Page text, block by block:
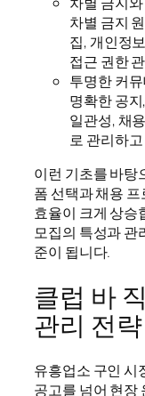
차별 금지
집, 개인정
접근 권한
투명한 커
명확한 공
일관성, 채
로 관리하
이런 기초를 바탕
폼 선택과 채용
효율이 크게 상승
모집의 특성과 관
준이 됩니다.
클럽 바
관리 전략
유흥업소 구인 시
공고를 넘어 현장